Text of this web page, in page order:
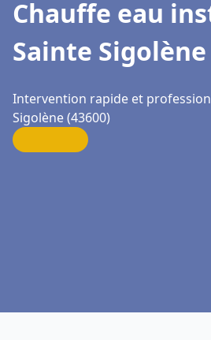
Chauffe eau
Sainte Sigolène
Intervention rapide et
Sigolène (43600)